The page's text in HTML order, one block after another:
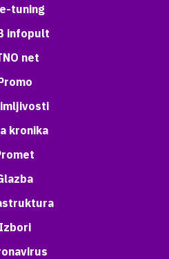
tuning
infopult
net
kronika
Izbori